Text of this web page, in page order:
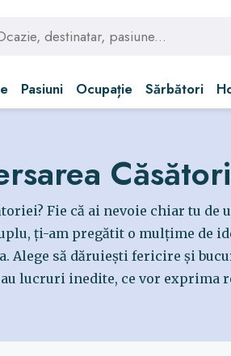
Pasiuni Ocupație Sărbători
Fie că ai nevoie chiar tu de
ți-am pregătit o mulțime de
Alege să dăruiești fericire și
lucruri inedite, ce vor exprima